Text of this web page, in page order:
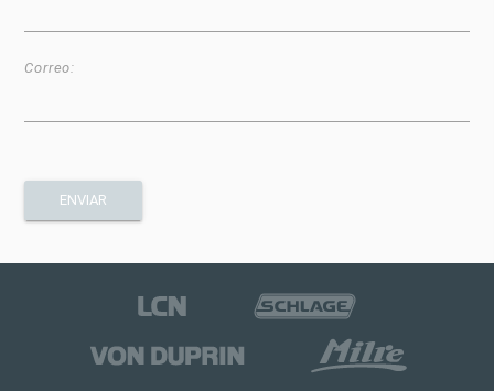
Correo: